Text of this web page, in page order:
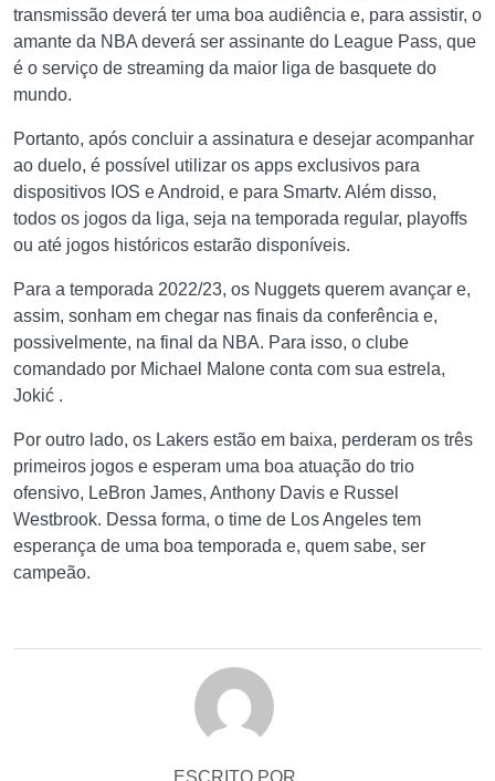
transmissão deverá ter uma boa audiência e, para assistir, o
amante da NBA deverá ser assinante do League Pass, que
é o serviço de streaming da maior liga de basquete do
mundo.
Portanto, após concluir a assinatura e desejar acompanhar
ao duelo, é possível utilizar os apps exclusivos para
dispositivos IOS e Android, e para Smartv. Além disso,
todos os jogos da liga, seja na temporada regular, playoffs
ou até jogos históricos estarão disponíveis.
Para a temporada 2022/23, os Nuggets querem avançar e,
assim, sonham em chegar nas finais da conferência e,
possivelmente, na final da NBA. Para isso, o clube
comandado por Michael Malone conta com sua estrela,
Jokić .
Por outro lado, os Lakers estão em baixa, perderam os três
primeiros jogos e esperam uma boa atuação do trio
ofensivo, LeBron James, Anthony Davis e Russel
Westbrook. Dessa forma, o time de Los Angeles tem
esperança de uma boa temporada e, quem sabe, ser
campeão.
ESCRITO POR